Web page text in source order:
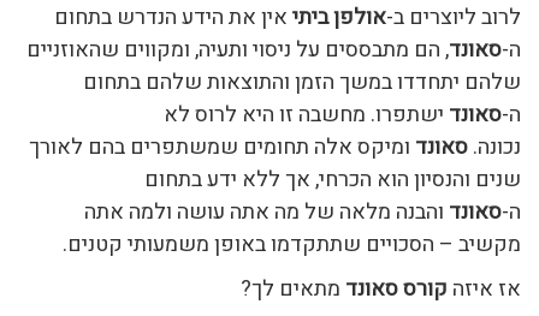
לרוב ליוצרים ב-אולפן ביתיאין את הידע הנדרש בתחום
ה-סאונד, הם מתבססים על ניסוי ותעיה, ומקווים שהאוזניים
שלהם יתחדדו במשך הזמן והתוצאות שלהם בתחום
ה-סאונד ישתפרו. מחשבה זו היא לרוס לא
נכונה.סאונד ומיקס אלה תחומים שמשתפרים בהם לאורך
שנים והנסיון הוא הכרחי, אך ללא ידע בתחום
ה-סאונד והבנה מלאה של מה אתה עושה ולמה אתה
מקשיב – הסכויים שתתקדמו באופן משמעותי קטנים.
אז איזה קורס סאונד מתאים לך?